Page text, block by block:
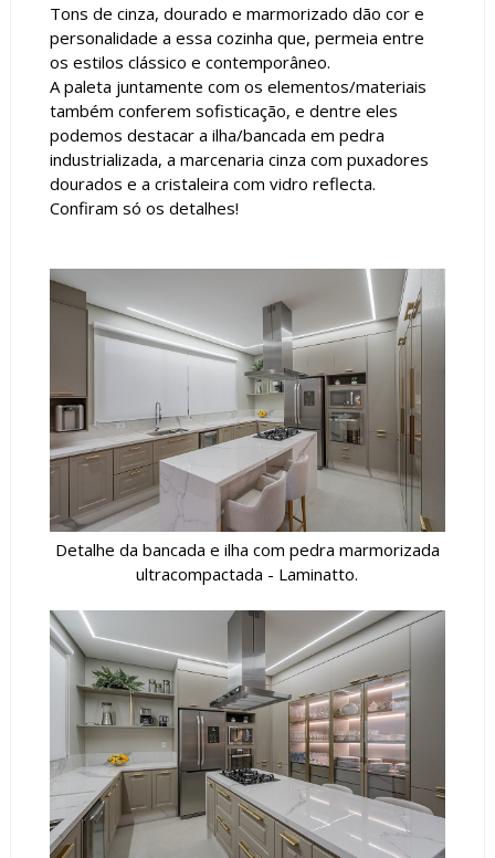
Tons de cinza, dourado e marmorizado dão cor e
personalidade a essa cozinha que, permeia entre
os estilos clássico e contemporâneo.
A paleta juntamente com os elementos/materiais
também conferem sofisticação, e dentre eles
podemos destacar a ilha/bancada em pedra
industrializada, a marcenaria cinza com puxadores
dourados e a cristaleira com vidro reflecta.
Confiram só os detalhes!
Detalhe da bancada e ilha com pedra marmorizada
ultracompactada - Laminatto.